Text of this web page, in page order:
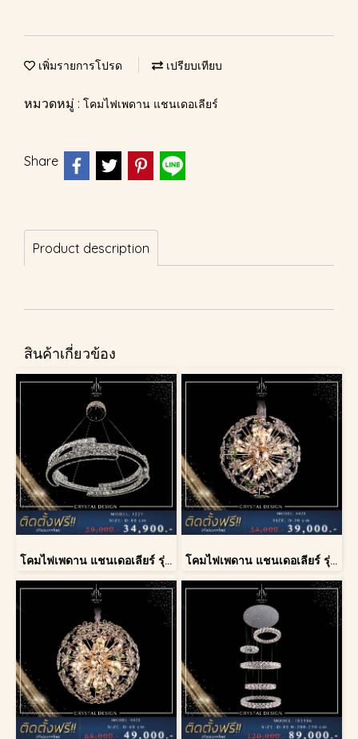
เพิ่มรายการโปรด เปรียบเทียบ
หมวดหมู่ : โคมไฟเพดาน แชนเดอเลียร์
Share
Product description
สินค้าเกี่ยวข้อง
โคมไฟเพดาน แชนเดอเลียร์ รุ่น 1227 โคมไฟเพดาน แชนเดอเลียร์ รุ่น A028-D40